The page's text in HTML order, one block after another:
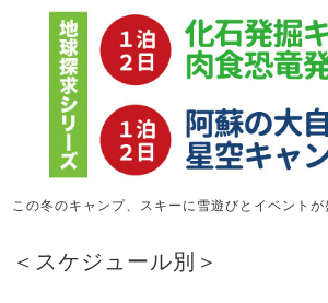
この冬のキャンプ、スキーに雪遊びとイベントが
＜スケジュール別＞